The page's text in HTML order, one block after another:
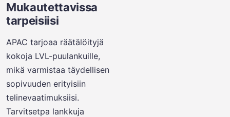
Mukautettavissa
tarpeisiisi
APAC tarjoaa räätälöityjä
kokoja LVL-puulankuille,
mikä varmistaa täydellisen
sopivuuden erityisiin
telinevaatimuksiisi.
Tarvitsetpa lankkuja